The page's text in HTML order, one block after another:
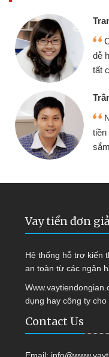
thân thiện,
nhanh chóng
rất tốt
mình đều vay
lại tiếp tục mua
được
Vay tiền đơn
Hệ thống hỗ trợ kiến
an toàn từ các ngân
dụng hay công ty cho
Contact Us